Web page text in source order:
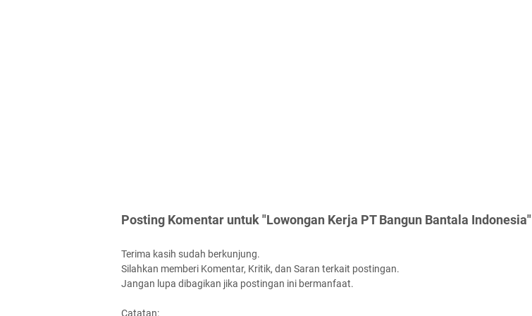
Posting Komentar untuk "Lowongan Kerja PT Bangun Bantala Indonesia"
Terima kasih sudah berkunjung.
Silahkan memberi Komentar, Kritik, dan Saran terkait postingan.
Jangan lupa dibagikan jika postingan ini bermanfaat.
Catatan: